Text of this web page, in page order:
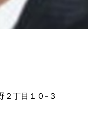
２丁目１０−３